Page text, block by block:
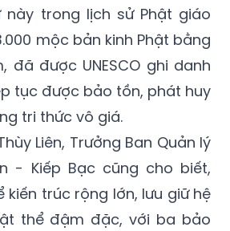
trong lịch sử Phật giáo
mộc bản kinh Phật bằng
đã được UNESCO ghi danh
tục được bảo tồn, phát huy
tri thức vô giá.
Liên, Trưởng Ban Quản lý
- Kiếp Bạc cũng cho biết,
kiến trúc rộng lớn, lưu giữ hệ
thể đậm đặc, với ba bảo